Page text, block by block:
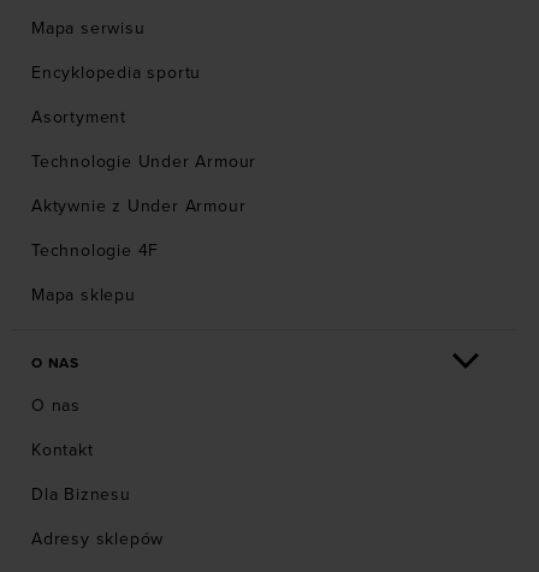
Mapa serwisu
Encyklopedia sportu
Asortyment
Technologie Under Armour
Aktywnie z Under Armour
Technologie 4F
Mapa sklepu
O NAS
O nas
Kontakt
Dla Biznesu
Adresy sklepów